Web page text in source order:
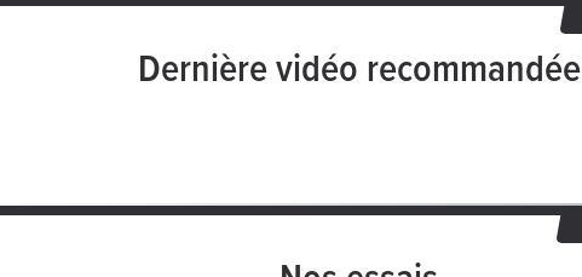
Dernière vidéo recommandée